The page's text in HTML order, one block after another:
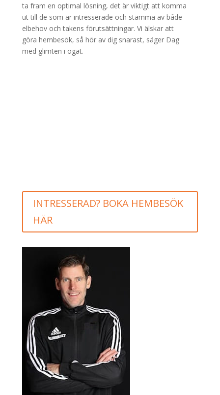
ta fram en optimal lösning, det är viktigt att komma
ut till de som är intresserade och stämma av både
elbehov och takens förutsättningar. Vi älskar att
göra hembesök, så hör av dig snarast, säger Dag
med glimten i ögat.
INTRESSERAD? BOKA HEMBESÖK
HÄR